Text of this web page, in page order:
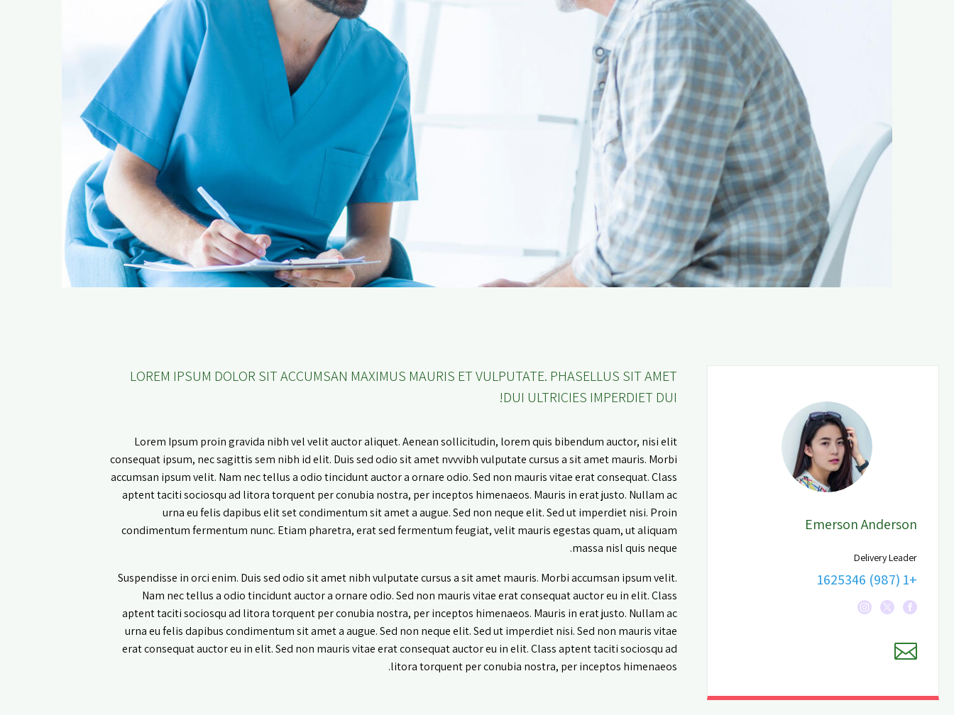
Emerson Anderson
Delivery Leader
+1 (987) 1625346
LOREM IPSUM DOLOR SIT ACCUMSAN MAXIMUS MAURIS ET VULPUTATE. PHASELLUS SIT AMET
DUI ULTRICIES IMPERDIET DUI!
Lorem Ipsum proin gravida nibh vel velit auctor aliquet. Aenean sollicitudin, lorem quis bibendum auctor, nisi elit
consequat ipsum, nec sagittis sem nibh id elit. Duis sed odio sit amet nvvvibh vulputate cursus a sit amet mauris. Morbi
accumsan ipsum velit. Nam nec tellus a odio tincidunt auctor a ornare odio. Sed non mauris vitae erat consequat. Class
aptent taciti sociosqu ad litora torquent per conubia nostra, per inceptos himenaeos. Mauris in erat justo. Nullam ac
urna eu felis dapibus elit set condimentum sit amet a augue. Sed non neque elit. Sed ut imperdiet nisi. Proin
condimentum fermentum nunc. Etiam pharetra, erat sed fermentum feugiat, velit mauris egestas quam, ut aliquam
massa nisl quis neque.
Suspendisse in orci enim. Duis sed odio sit amet nibh vulputate cursus a sit amet mauris. Morbi accumsan ipsum velit.
Nam nec tellus a odio tincidunt auctor a ornare odio. Sed non mauris vitae erat consequat auctor eu in elit. Class
aptent taciti sociosqu ad litora torquent per conubia nostra, per inceptos himenaeos. Mauris in erat justo. Nullam ac
urna eu felis dapibus condimentum sit amet a augue. Sed non neque elit. Sed ut imperdiet nisi. Sed non mauris vitae
erat consequat auctor eu in elit. Sed non mauris vitae erat consequat auctor eu in elit. Class aptent taciti sociosqu ad
litora torquent per conubia nostra, per inceptos himenaeos.